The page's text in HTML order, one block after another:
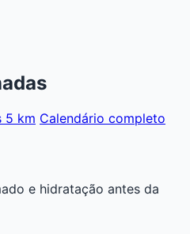
5 km Calendário completo
e hidratação antes da